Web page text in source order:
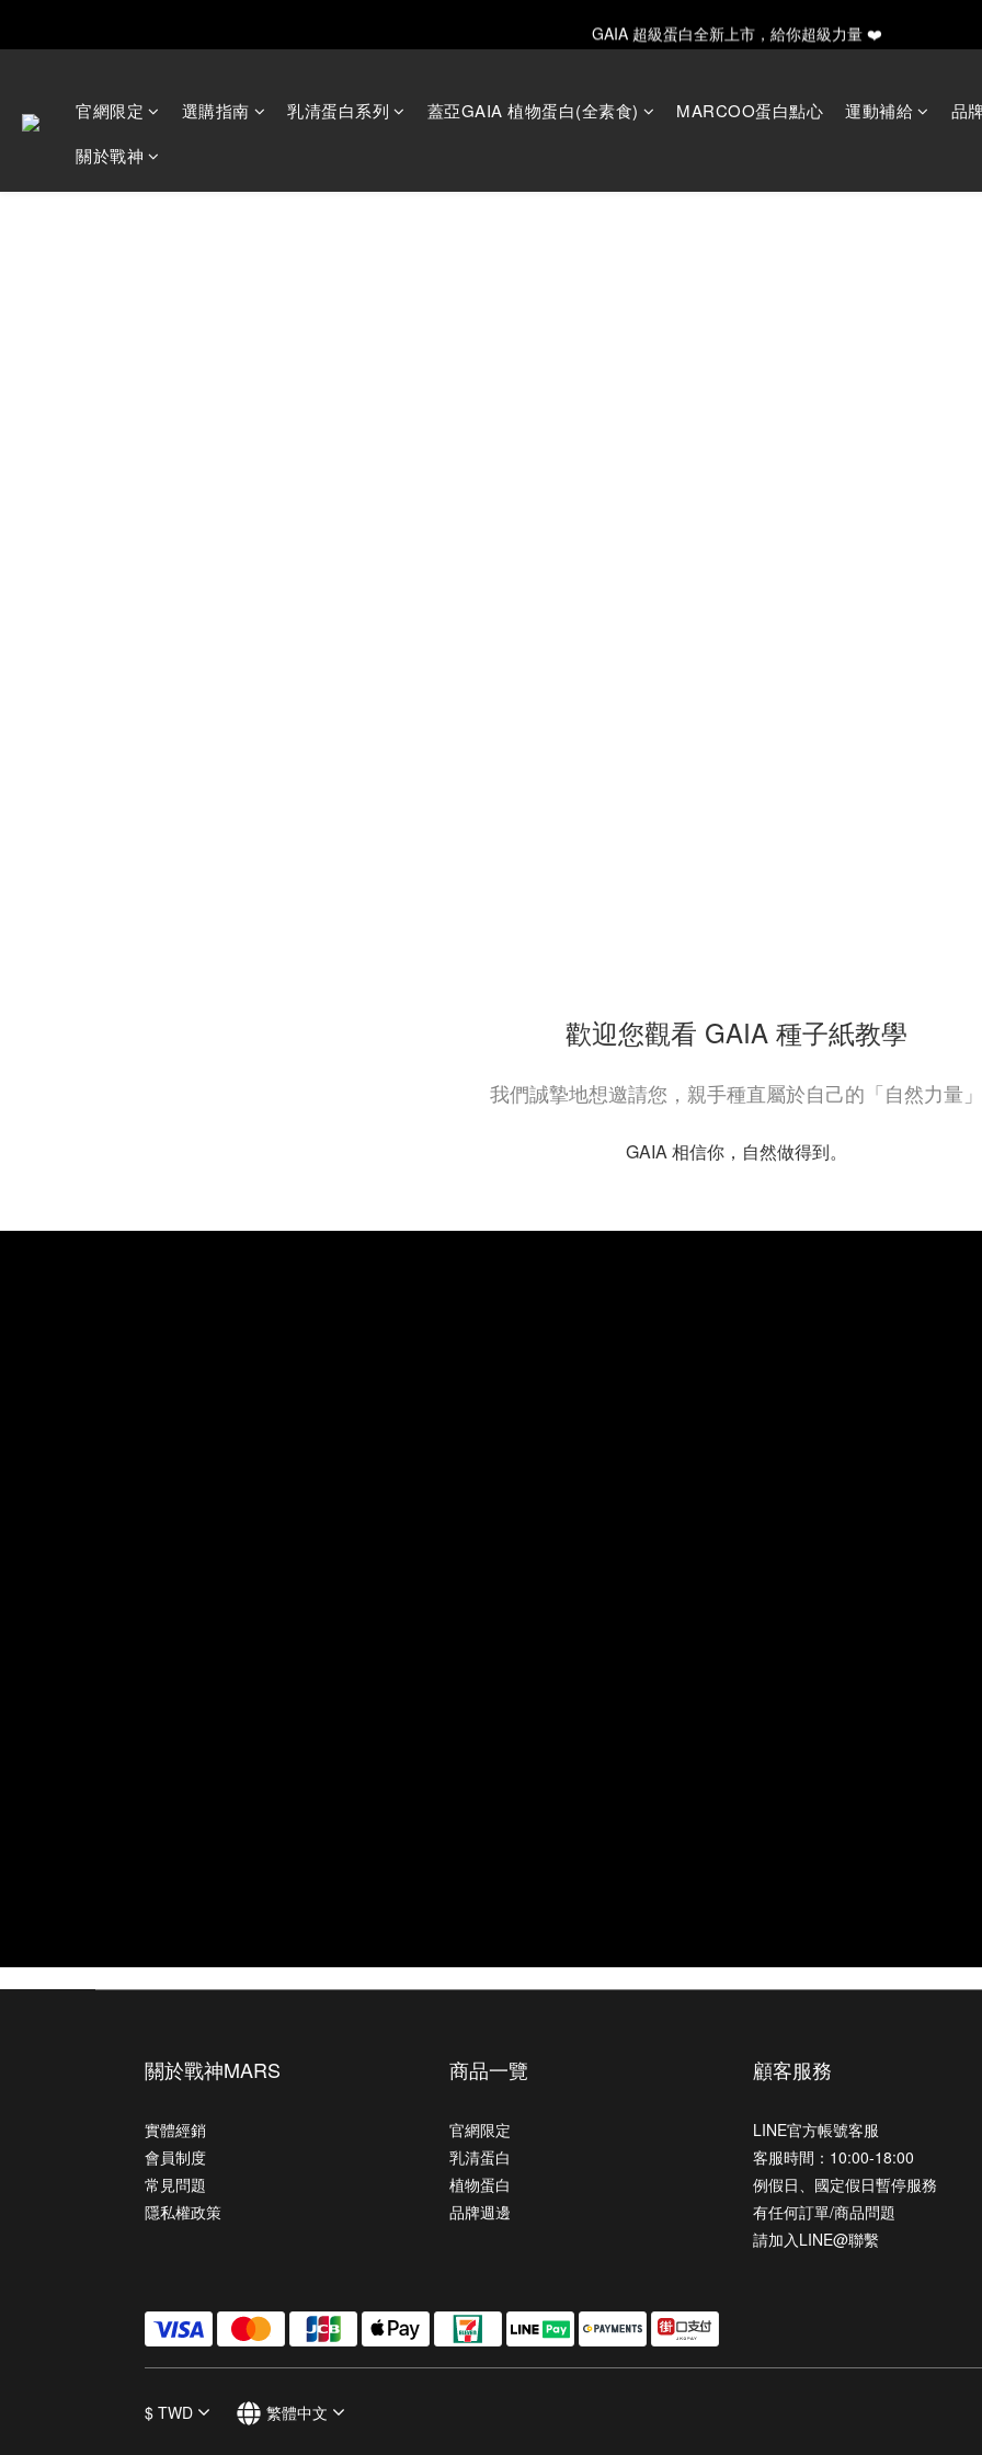
GAIA 超級蛋白全新上市，給你超級力量 ❤️
GAIA 超級蛋白全新上市，給你超級力量 ❤️
Happy Father's Day！指定商品輸入【LUVDAD】現享88折！點我下單爸爸的
官網限定 選購指南 乳清蛋白系列 蓋亞GAIA 植物蛋白(全素食) MARCOO蛋白點心 運動補給
品
關於戰神
歡迎您觀看 GAIA 種子紙教學
我們誠摯地想邀請您，親手種直屬於自己的「自然力量」
GAIA 相信你，自然做得到。
關於戰神MARS
實體經銷
會員制度
常見問題
隱私權政策
商品一覽
官網限定
乳清蛋白
植物蛋白
品牌週邊
顧客服務
LINE官方帳號客服
客服時間：10:00-18:00
例假日、國定假日暫停服務
有任何訂單/商品問題
請加入LINE@聯繫
$ TWD 繁體中文